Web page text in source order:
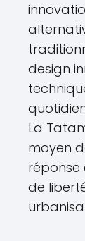
design
La
moyen
réponse
de